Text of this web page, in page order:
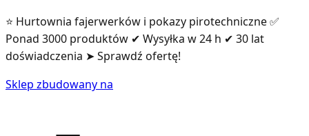
⭐ Hurtownia fajerwerków i pokazy pirotechniczne ✅
Ponad 3000 produktów ✔ Wysyłka w 24 h ✔ 30 lat
doświadczenia ➤ Sprawdź ofertę!
Sklep zbudowany na